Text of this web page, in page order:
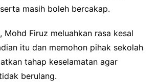
masih boleh bercakap.
Mohd Firuz meluahkan rasa kesal
itu dan memohon pihak sekolah
tahap keselamatan agar
berulang.